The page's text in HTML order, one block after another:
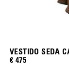
VESTIDO SEDA
€ 475